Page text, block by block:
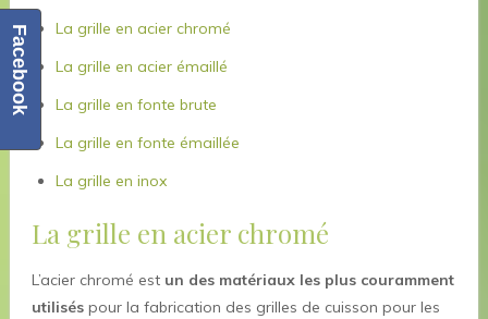
La grille en acier chromé
La grille en acier émaillé
La grille en fonte brute
La grille en fonte émaillée
La grille en inox
La grille en acier chromé
L’acier chromé est un des matériaux les plus couramment
utiliséspour la fabrication des grilles de cuisson pour les
Facebook